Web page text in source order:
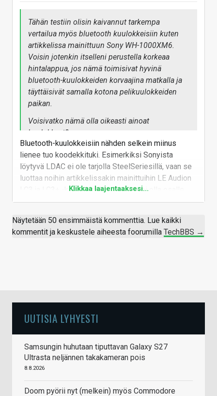
Tähän testiin olisin kaivannut tarkempa
vertailua myös bluetooth kuulokkeisiin kuten
artikkelissa mainittuun Sony WH-1000XM6.
Voisin jotenkin itselleni perustella korkeaa
hintalappua, jos nämä toimisivat hyvinä
bluetooth-kuulokkeiden korvaajina matkalla ja
täyttäisivät samalla kotona pelikuulokkeiden
paikan.
Voisivatko nämä olla oikeasti ainoat
kuulokkeet?
Bluetooth-kuulokkeisiin nähden selkein miinus
lienee tuo koodekkituki. Esimerkiksi Sonyista
löytyvä LDAC ei ole tarjolla SteelSeriesillä, vaan se
luottaa noihin artikkelissakin mainittuihin LE Audion
LC3 ja LC3+ -koodekkeihin. Toinen voi olla osalle
käyttäjistä ulkonäkö - vaikka nämä Nova Elitet
pelipainotteisen näköiset ovat ainakin omaan
silmääni.
Klikkaa laajentaaksesi...
Näytetään 50 ensimmäistä kommenttia. Lue kaikki
kommentit ja keskustele aiheesta foorumilla TechBBS →
UUTISIA LYHYESTI
Samsungin huhutaan tiputtavan Galaxy S27
Ultrasta neljännen takakameran pois
8.8.2026
Doom pyörii nyt (melkein) myös Commodore